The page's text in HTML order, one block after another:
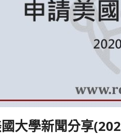
大學新聞分享